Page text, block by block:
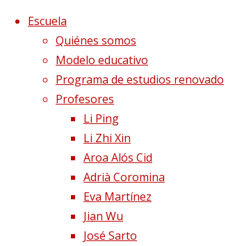
Saltar al contenido
Escuela
Quiénes somos
Modelo educativo
Programa de estudios renovado
Profesores
Li Ping
Li Zhi Xin
Aroa Alós Cid
Adrià Coromina
Eva Martínez
Jian Wu
José Sarto